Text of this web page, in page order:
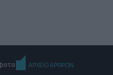
ΑΡΧΕΙΟ ΑΡΘΡΩΝ